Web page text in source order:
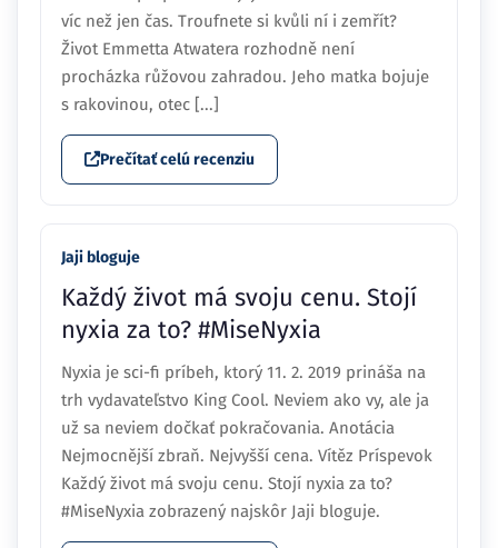
víc než jen čas. Troufnete si kvůli ní i zemřít?
Život Emmetta Atwatera rozhodně není
procházka růžovou zahradou. Jeho matka bojuje
s rakovinou, otec [...]
Prečítať celú recenziu
Jaji bloguje
Každý život má svoju cenu. Stojí
nyxia za to? #MiseNyxia
Nyxia je sci-fi príbeh, ktorý 11. 2. 2019 prináša na
trh vydavateľstvo King Cool. Neviem ako vy, ale ja
už sa neviem dočkať pokračovania. Anotácia
Nejmocnější zbraň. Nejvyšší cena. Vítěz Príspevok
Každý život má svoju cenu. Stojí nyxia za to?
#MiseNyxia zobrazený najskôr Jaji bloguje.